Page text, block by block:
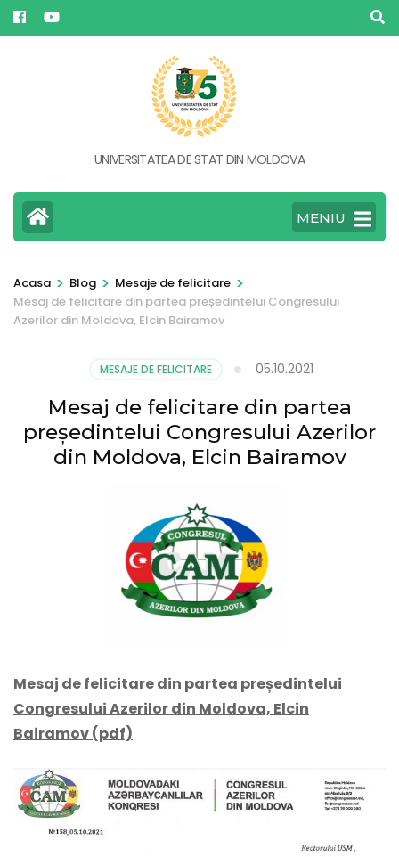
Sari
la
UNIVERSITATEA DE STAT DIN MOLDOVA
MENIU
Acasa > Blog > Mesaje de felicitare >
Mesaj de felicitare din partea președintelui Congresului
Azerilor din Moldova, Elcin Bairamov
MESAJE DE FELICITARE 05.10.2021
Mesaj de felicitare din partea
președintelui Congresului Azerilor
din Moldova, Elcin Bairamov
Mesaj de felicitare din partea președintelui
Congresului Azerilor din Moldova, Elcin
Bairamov (pdf)